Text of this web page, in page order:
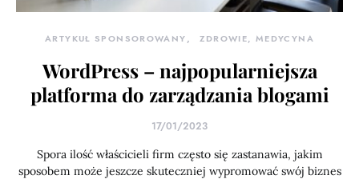
ARTYKUŁ SPONSOROWANY ZDROWIE, MEDYCYNA
WordPress – najpopularniejsza
platforma do zarządzania blogami
17/01/2023
Spora ilość właścicieli firm często się zastanawia, jakim
sposobem może jeszcze skuteczniej wypromować swój biznes